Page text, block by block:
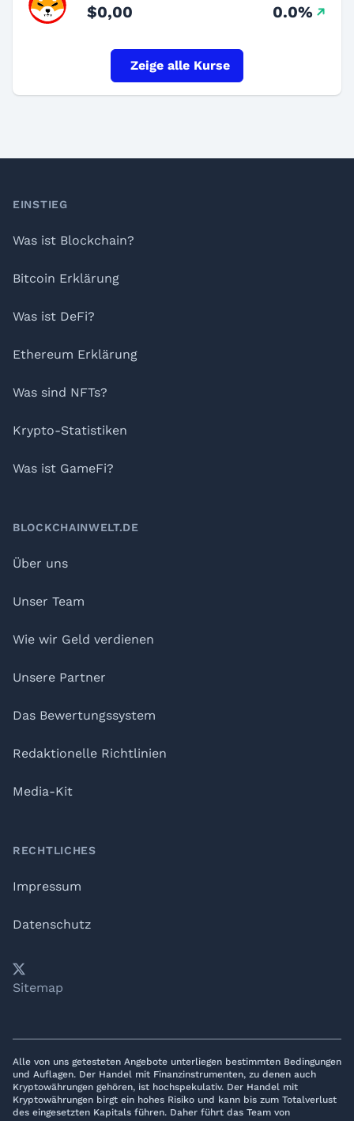
$0,00 0.0%
Zeige alle Kurse
Footer
EINSTIEG
Was ist Blockchain?
Bitcoin Erklärung
Was ist DeFi?
Ethereum Erklärung
Was sind NFTs?
Krypto-Statistiken
Was ist GameFi?
BLOCKCHAINWELT.DE
Über uns
Unser Team
Wie wir Geld verdienen
Unsere Partner
Das Bewertungssystem
Redaktionelle Richtlinien
Media-Kit
RECHTLICHES
Impressum
Datenschutz
YouTube
𝕏LinkedIn
Telegram
Sitemap
Alle von uns getesteten Angebote unterliegen bestimmten Bedingungen
und Auflagen. Der Handel mit Finanzinstrumenten, zu denen auch
Kryptowährungen gehören, ist hochspekulativ. Der Handel mit
Kryptowährungen birgt ein hohes Risiko und kann bis zum Totalverlust
des eingesetzten Kapitals führen. Daher führt das Team von